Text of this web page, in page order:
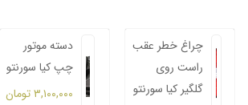
چراغ خطر عقب
راست روی
گلگیر کیا سورنتو
دسته موتور
چپ کیا سورنتو
۳,۱۰۰,۰۰۰تومان